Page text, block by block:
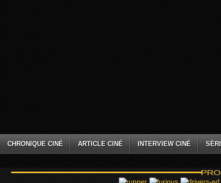
CHRONIQUE CINÉ ARTICLE CINÉ INTERVIEW CINÉ